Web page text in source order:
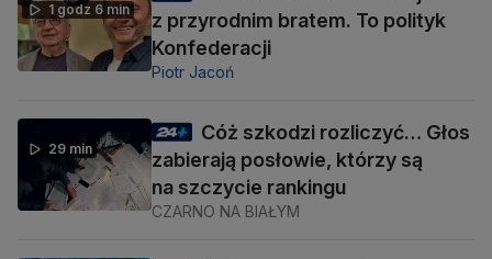
1 godz 6 min
z przyrodnim bratem. To polityk
Konfederacji
Piotr Jacoń
29 min
Cóż szkodzi rozliczyć… Głos
zabierają posłowie, którzy są
na szczycie rankingu
CZARNO NA BIAŁYM